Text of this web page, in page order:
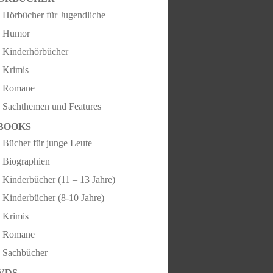
Hörbücher für Jugendliche
Humor
Kinderhörbücher
Krimis
Romane
Sachthemen und Features
Bücher für junge Leute
Biographien
Kinderbücher (11 – 13 Jahre)
Kinderbücher (8-10 Jahre)
Krimis
Romane
Sachbücher